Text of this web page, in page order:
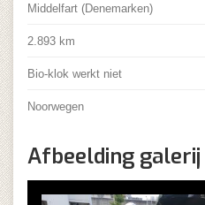
Middelfart (Denemarken)
2.893 km
Bio-klok werkt niet
Noorwegen
Afbeelding galerij